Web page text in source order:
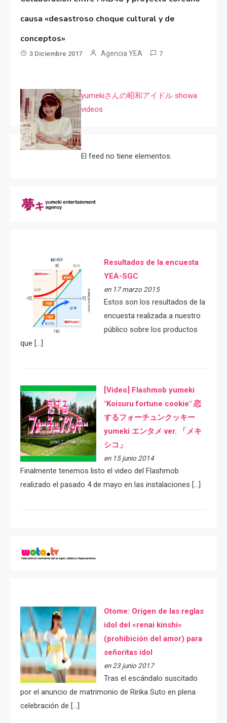
causa «desastroso choque cultural y de
conceptos»
3 Diciembre 2017 Agencia YEA 7
yumekiさんの昭和アイドル showa
videos
El feed no tiene elementos.
Resultados de la encuesta
YEA-SGC
en 17 marzo 2015
Estos son los resultados de la
encuesta realizada a nuestro
público sobre los productos
que […]
[Video] Flashmob yumeki
"Koisuru fortune cookie" 恋
するフォーチュンクッキー
yumeki エンタメ ver. 「メキ
シコ」
en 15 junio 2014
Finalmente tenemos listo el video del Flashmob
realizado el pasado 4 de mayo en las instalaciones […]
Otome: Orígen de las reglas
idol del «renai kinshi»
(prohibición del amor) para
señoritas idol
en 23 junio 2017
Tras el escándalo suscitado
por el anuncio de matrimonio de Ririka Suto en plena
celebración de […]